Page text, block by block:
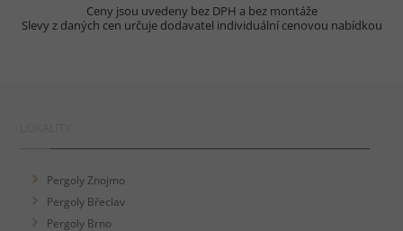
Ceny jsou uvedeny bez DPH a bez montáže
Slevy z daných cen určuje dodavatel individuální cenovou nabídkou
LOKALITY
Pergoly Znojmo
Pergoly Břeclav
Pergoly Brno